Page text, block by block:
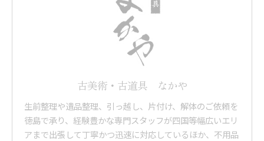
古美術・古道具 なかや
生前整理や遺品整理、引っ越し、片付け、解体のご依頼を
徳島で承り、経験豊かな専門スタッフが四国等幅広いエリ
アまで出張して丁寧かつ迅速に対応しているほか、不用品